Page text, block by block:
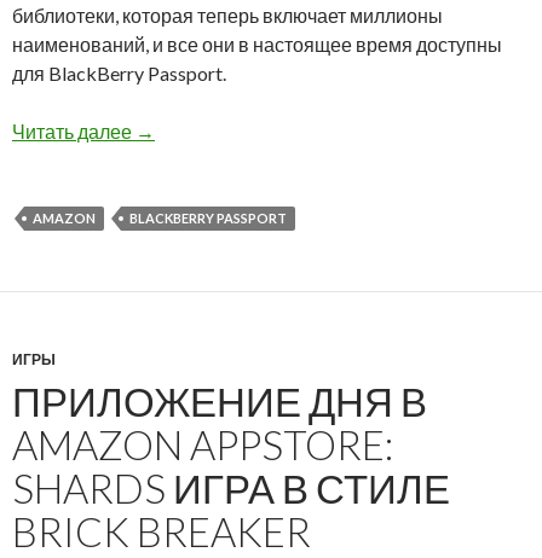
библиотеки, которая теперь включает миллионы
наименований, и все они в настоящее время доступны
для BlackBerry Passport.
Читать далее Приложение Amazon Kindle доступно для
→
AMAZON BLACKBERRY PASSPORT
ИГРЫ
ПРИЛОЖЕНИЕ ДНЯ В
AMAZON APPSTORE:
SHARDS ИГРА В СТИЛЕ
BRICK BREAKER